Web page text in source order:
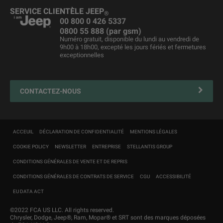
Véhicules d'occasion
Maintenance du véhicule
Assistance routière
4xe Plug-in Hybrid solutions de recharge et entretien
Carte de navigation
Customer first
SERVICE CLIENTÈLE JEEP®
00 800 0 426 5337
0800 55 888 (par gsm)
Numéro gratuit, disponible du lundi au vendredi de
9h00 à 18h00, excepté les jours fériés et fermetures
exceptionnelles
CONTACTEZ-NOUS
ACCEUIL DÉCLARATION DE CONFIDENTIALITÉ MENTIONS LÉGALES
COOKIE POLICY NEWSLETTER ENTREPRISE STELLANTIS GROUP
CONDITIONS GÉNÉRALES DE VENTE ET DE REPRIS
CONDITIONS GÉNÉRALES DE CONTRATS DE SERVICE CGU ACCESSIBILITÉ
EU DATA ACT
©2022 FCA US LLC. All rights reserved.
Chrysler, Dodge, Jeep®, Ram, Mopar® et SRT sont des marques déposées